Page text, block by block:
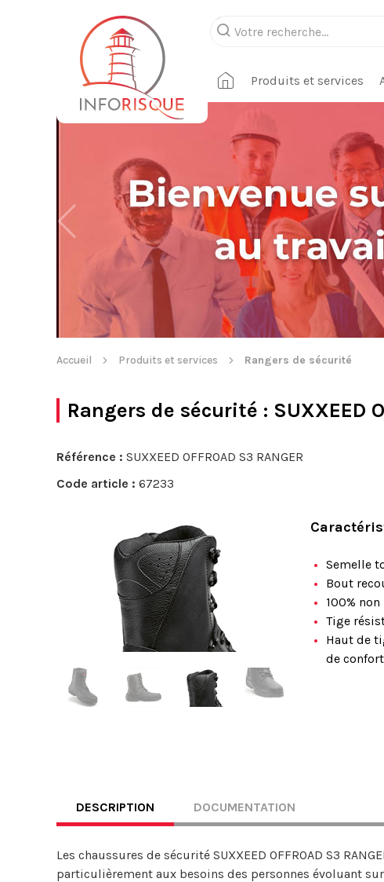
Produits et services
Accueil Produits et services Rangers de sécurité
Rangers de sécurité : SUXXEED
Référence : SUXXEED OFFROAD S3 RANGER
Code article : 67233
Semelle
Bout
100%
Tige
Haut de
de confort
DESCRIPTION DOCUMENTATION
Les chaussures de sécurité SUXXEED OFFROAD S3
particulièrement aux besoins des personnes évoluant